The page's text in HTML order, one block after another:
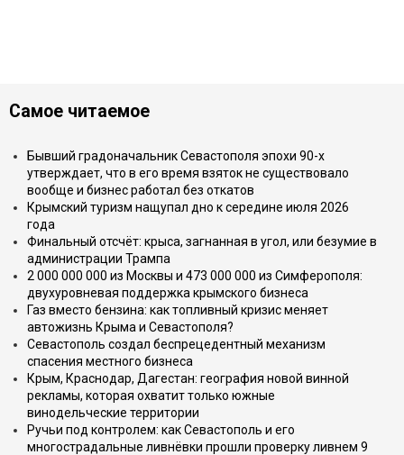
Самое читаемое
Бывший градоначальник Севастополя эпохи 90-х
утверждает, что в его время взяток не существовало
вообще и бизнес работал без откатов
Крымский туризм нащупал дно к середине июля 2026
года
Финальный отсчёт: крыса, загнанная в угол, или безумие в
администрации Трампа
2 000 000 000 из Москвы и 473 000 000 из Симферополя:
двухуровневая поддержка крымского бизнеса
Газ вместо бензина: как топливный кризис меняет
автожизнь Крыма и Севастополя?
Севастополь создал беспрецедентный механизм
спасения местного бизнеса
Крым, Краснодар, Дагестан: география новой винной
рекламы, которая охватит только южные
винодельческие территории
Ручьи под контролем: как Севастополь и его
многострадальные ливнёвки прошли проверку ливнем 9